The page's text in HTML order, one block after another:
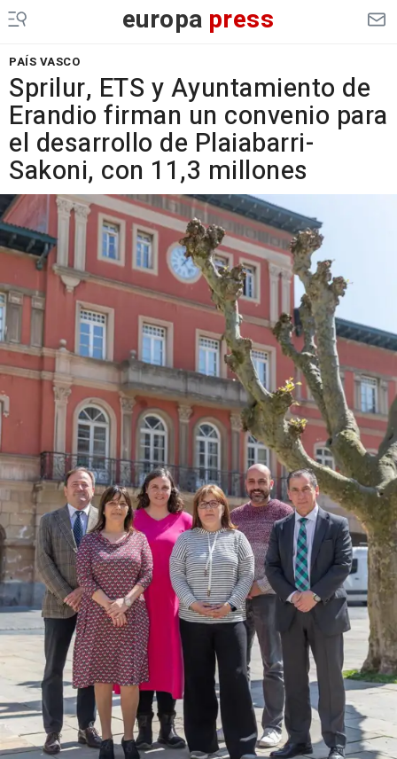
europa press
PAÍS VASCO
Sprilur, ETS y Ayuntamiento de
Erandio firman un convenio para
el desarrollo de Plaiabarri-
Sakoni, con 11,3 millones